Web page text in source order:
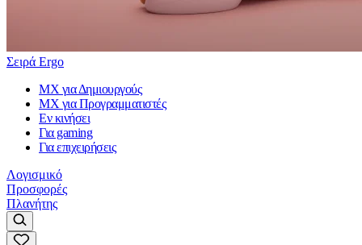
Σειρά Ergo
MX για Δημιουργούς
MX για Προγραμματιστές
Εν κινήσει
Για gaming
Για επιχειρήσεις
Λογισμικό
Προσφορές
Πλανήτης